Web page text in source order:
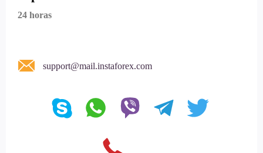
24 horas
support@mail.instaforex.com